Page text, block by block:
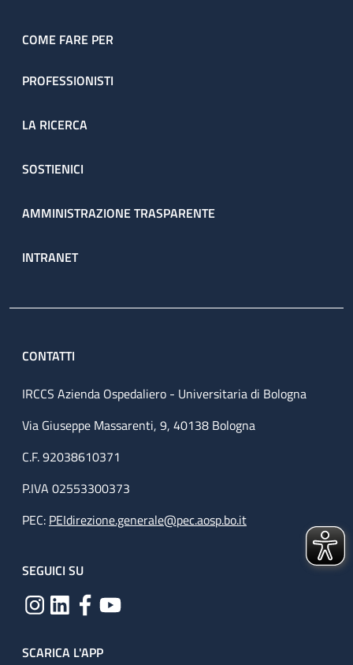
COME FARE PER
PROFESSIONISTI
LA RICERCA
SOSTIENICI
AMMINISTRAZIONE TRASPARENTE
INTRANET
CONTATTI
IRCCS Azienda Ospedaliero - Universitaria di Bologna
Via Giuseppe Massarenti, 9, 40138 Bologna
C.F. 92038610371
P.IVA 02553300373
PEC: PEIdirezione.generale@pec.aosp.bo.it
SEGUICI SU
SCARICA L'APP